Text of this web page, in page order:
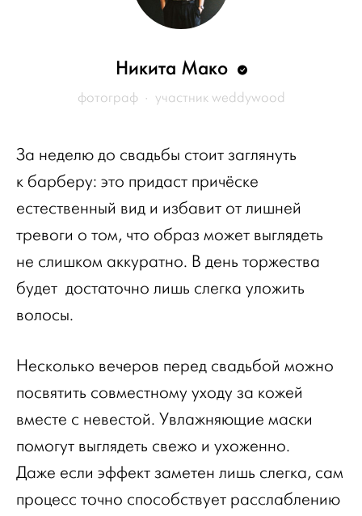
Никита Мако
фотограф · участник weddywood
За неделю до свадьбы стоит заглянуть
к барберу: это придаст причёске
естественный вид и избавит от лишней
тревоги о том, что образ может выглядеть
не слишком аккуратно. В день торжества
будет достаточно лишь слегка уложить
волосы.
Несколько вечеров перед свадьбой можно
посвятить совместному уходу за кожей
вместе с невестой. Увлажняющие маски
помогут выглядеть свежо и ухоженно.
Даже если эффект заметен лишь слегка, сам
процесс точно способствует расслаблению